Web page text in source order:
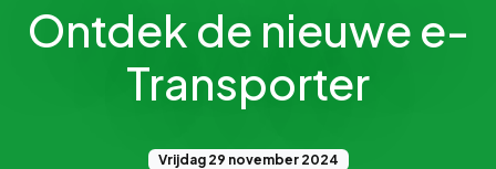
Ontdek de nieuwe e-
Transporter
Vrijdag 29 november 2024